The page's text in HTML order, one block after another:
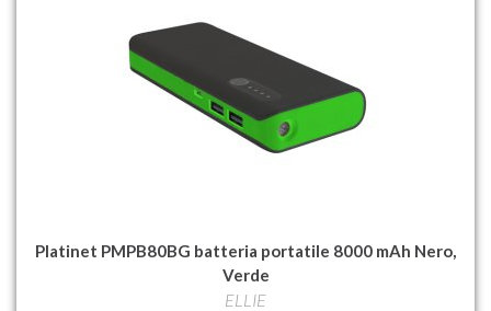
Platinet PMPB80BG batteria portatile 8000 mAh Nero,
Verde
ELLIE